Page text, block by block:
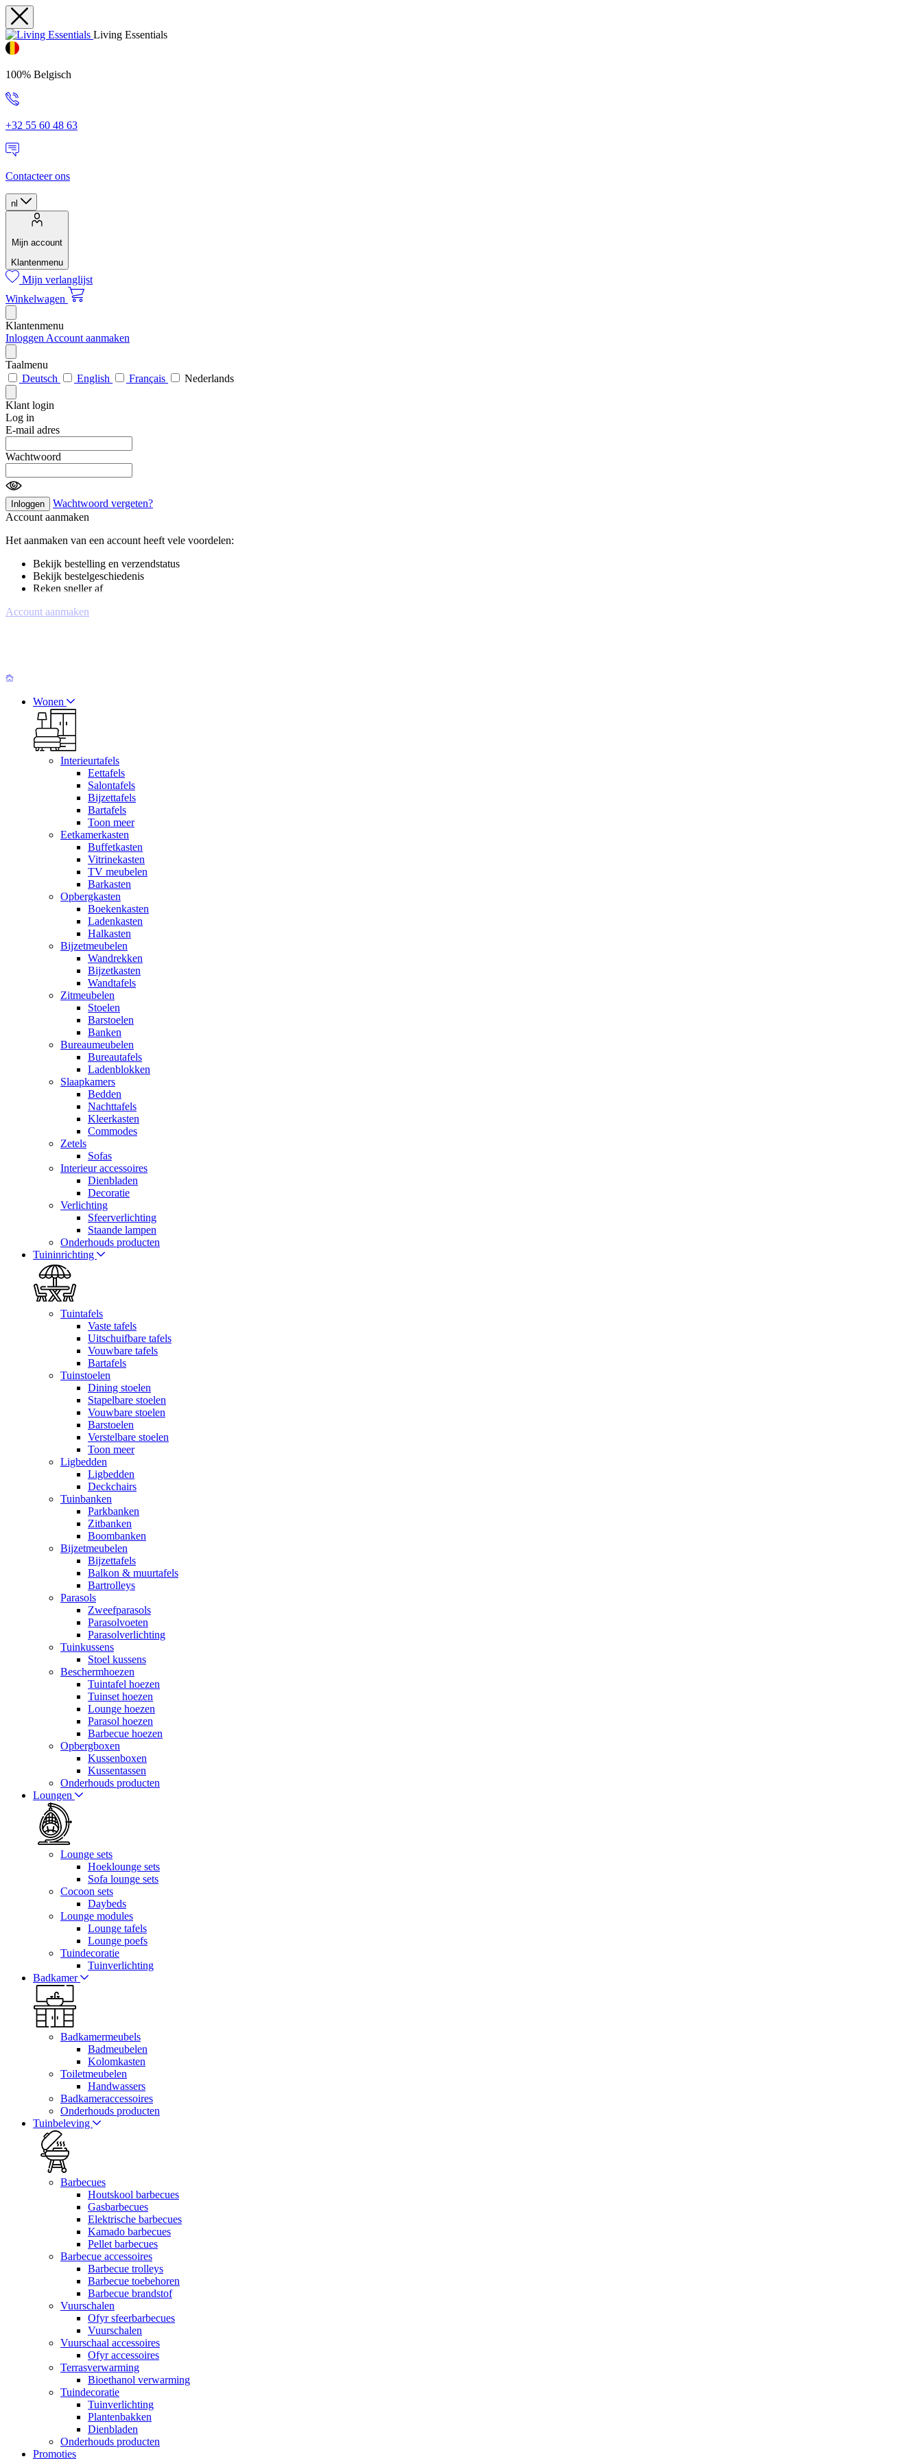
Living Essentials
100% Belgisch
+32 55 60 48 63
Contacteer ons
nl
Mijn account
Klantenmenu
Mijn verlanglijst
Winkelwagen
Klantenmenu
Inloggen Account aanmaken
Taalmenu
Deutsch
English Français Nederlands
Klant login
Log in
E-mail adres
Wachtwoord
Inloggen
Wachtwoord vergeten?
Account aanmaken
Het aanmaken van een account heeft vele voordelen:
Bekijk bestelling en verzendstatus
Bekijk bestelgeschiedenis
Reken sneller af
Account aanmaken
Wonen
Interieurtafels
Eettafels
Salontafels
Bijzettafels
Bartafels
Toon meer
Eetkamerkasten
Buffetkasten
Vitrinekasten
TV meubelen
Barkasten
Opbergkasten
Boekenkasten
Ladenkasten
Halkasten
Bijzetmeubelen
Wandrekken
Bijzetkasten
Wandtafels
Zitmeubelen
Stoelen
Barstoelen
Banken
Bureaumeubelen
Bureautafels
Ladenblokken
Slaapkamers
Bedden
Nachttafels
Kleerkasten
Commodes
Zetels
Sofas
Interieur accessoires
Dienbladen
Decoratie
Verlichting
Sfeerverlichting
Staande lampen
Onderhouds producten
Tuininrichting
Tuintafels
Vaste tafels
Uitschuifbare tafels
Vouwbare tafels
Bartafels
Tuinstoelen
Dining stoelen
Stapelbare stoelen
Vouwbare stoelen
Barstoelen
Verstelbare stoelen
Toon meer
Ligbedden
Ligbedden
Deckchairs
Tuinbanken
Parkbanken
Zitbanken
Boombanken
Bijzetmeubelen
Bijzettafels
Balkon & muurtafels
Bartrolleys
Parasols
Zweefparasols
Parasolvoeten
Parasolverlichting
Tuinkussens
Stoel kussens
Beschermhoezen
Tuintafel hoezen
Tuinset hoezen
Lounge hoezen
Parasol hoezen
Barbecue hoezen
Opbergboxen
Kussenboxen
Kussentassen
Onderhouds producten
Loungen
Lounge sets
Hoeklounge sets
Sofa lounge sets
Cocoon sets
Daybeds
Lounge modules
Lounge tafels
Lounge poefs
Tuindecoratie
Tuinverlichting
Badkamer
Badkamermeubels
Badmeubelen
Kolomkasten
Toiletmeubelen
Handwassers
Badkameraccessoires
Onderhouds producten
Tuinbeleving
Barbecues
Houtskool barbecues
Gasbarbecues
Elektrische barbecues
Kamado barbecues
Pellet barbecues
Barbecue accessoires
Barbecue trolleys
Barbecue toebehoren
Barbecue brandstof
Vuurschalen
Ofyr sfeerbarbecues
Vuurschalen
Vuurschaal accessoires
Ofyr accessoires
Terrasverwarming
Bioethanol verwarming
Tuindecoratie
Tuinverlichting
Plantenbakken
Dienbladen
Onderhouds producten
Promoties